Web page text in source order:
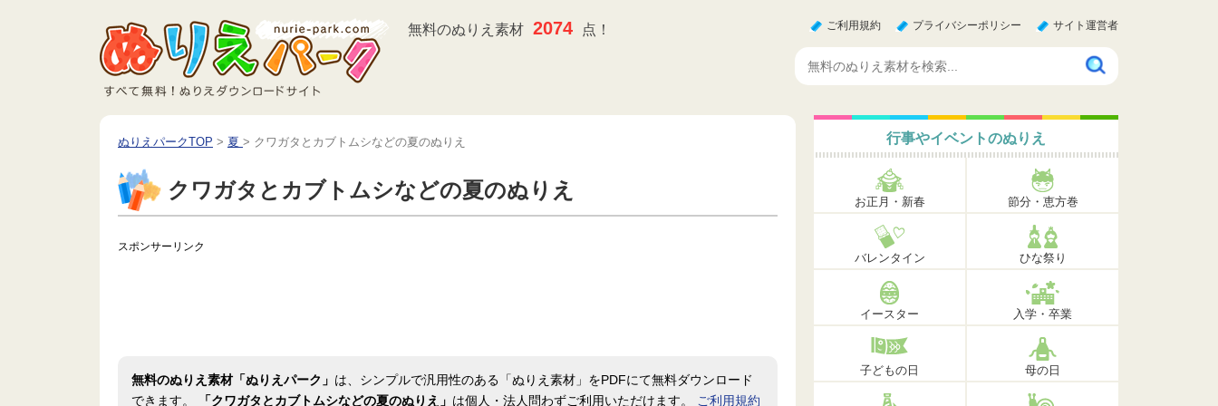
無料のぬりえ素材 2074 点！ ご利用規約 プライバシーポリシー サイト運営者
ぬりえパークTOP > 夏 > クワガタとカブトムシなどの夏のぬりえ
クワガタとカブトムシなどの夏のぬりえ
スポンサーリンク
無料のぬりえ素材「ぬりえパーク」 は、シンプルで汎用性のある「ぬりえ素材」をPDFにて無料ダウンロード
できます。
「クワガタとカブトムシなどの夏のぬりえ」 は個人・法人問わずご利用いただけます。 ご利用規約
行事やイベントのぬりえ
お正月・新春 節分・恵方巻
バレンタイン ひな祭り
イースター 入学・卒業
子どもの日 母の日